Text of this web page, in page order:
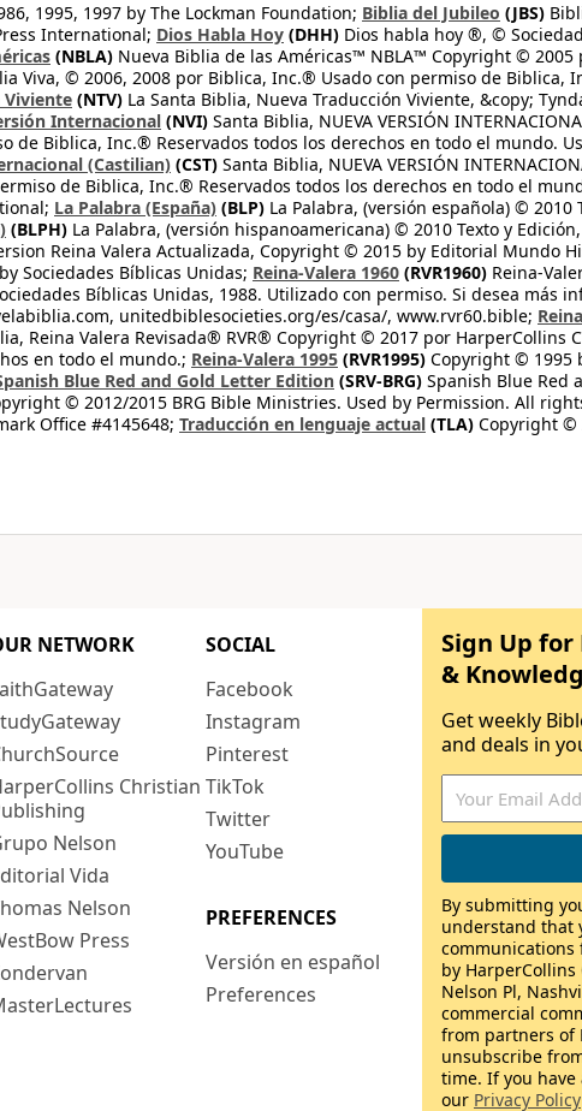
1995, 1997 by The Lockman Foundation; Biblia del Jubileo (JBS)
International; Dios Habla Hoy (DHH) Dios habla hoy ®, ©
(NBLA) Nueva Biblia de las Américas™ NBLA™ Copyright © 2005
Viva, © 2006, 2008 por Biblica, Inc.® Usado con permiso de Biblica,
Viviente (NTV) La Santa Biblia, Nueva Traducción Viviente, &copy;
Internacional (NVI) Santa Biblia, NUEVA VERSIÓN
de Biblica, Inc.® Reservados todos los derechos en todo el mundo.
(Castilian) (CST) Santa Biblia, NUEVA VERSIÓN
de Biblica, Inc.® Reservados todos los derechos en todo el
La Palabra (España) (BLP) La Palabra, (versión española) © 2010
(BLPH) La Palabra, (versión hispanoamericana) © 2010 Texto y
Reina Valera Actualizada, Copyright © 2015 by Editorial Mundo
Sociedades Bíblicas Unidas; Reina-Valera 1960 (RVR1960) Reina-
Bíblicas Unidas, 1988. Utilizado con permiso. Si desea más
unitedbiblesocieties.org/es/casa/, www.rvr60.bible;
Reina Valera Revisada® RVR® Copyright © 2017 por HarperCollins
en todo el mundo.; Reina-Valera 1995 (RVR1995) Copyright © 1995
Blue Red and Gold Letter Edition (SRV-BRG) Spanish Blue Red
© 2012/2015 BRG Bible Ministries. Used by Permission. All
Office #4145648; Traducción en lenguaje actual (TLA) Copyright ©
NETWORK
Christian
Nelson
Vida
Nelson
Press
SOCIAL
Facebook
Instagram
Pinterest
TikTok
Twitter
YouTube
PREFERENCES
Versión en español
Preferences
Sign Up
&
Get weekly
and deals in
By submitting
understand that
communications
by
Nelson Pl,
commercial
from partners of
unsubscribe
time. If you have
our Privacy Policy